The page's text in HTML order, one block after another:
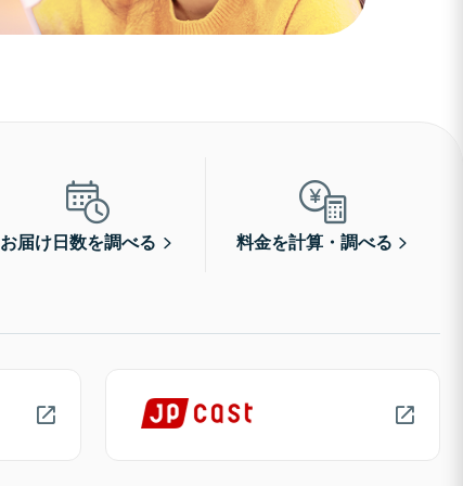
お届け日数を調べる 料金を計算・調べる